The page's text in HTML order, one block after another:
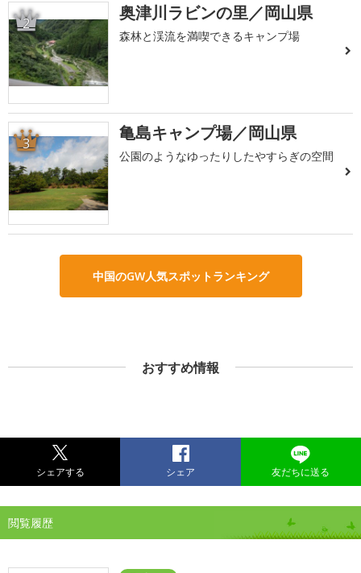
2 奥津川ラビンの里／岡山県
森林と渓流を満喫できるキャンプ場
3 亀島キャンプ場／岡山県
公園のようなゆったりしたやすらぎの空間
中国のGW人気スポットランキング
おすすめ情報
シェアする シェア 友だちに送る
閲覧履歴